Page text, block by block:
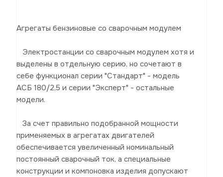
Агрегаты бензиновые со сварочным модулем
Электростанции со сварочным модулем хотя и
выделены в отдельную серию, но сочетают в
себе функционал серии "Стандарт" - модель
АСБ 180/2,5 и серии "Эксперт" - остальные
модели.
За счет правильно подобранной мощности
применяемых в агрегатах двигателей
обеспечивается увеличенный номинальный
постоянный сварочный ток, а специальные
конструкции и компоновка изделия допускают